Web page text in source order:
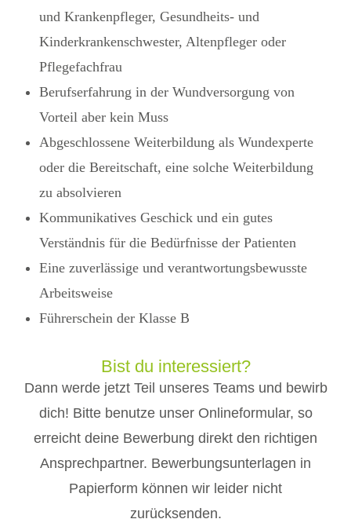
und Krankenpfleger, Gesundheits- und
Kinderkrankenschwester, Altenpfleger oder
Pflegefachfrau
Berufserfahrung in der Wundversorgung von
Vorteil aber kein Muss
Abgeschlossene Weiterbildung als Wundexperte
oder die Bereitschaft, eine solche Weiterbildung
zu absolvieren
Kommunikatives Geschick und ein gutes
Verständnis für die Bedürfnisse der Patienten
Eine zuverlässige und verantwortungsbewusste
Arbeitsweise
Führerschein der Klasse B
Bist du interessiert?
Dann werde jetzt Teil unseres Teams und bewirb
dich! Bitte benutze unser Onlineformular, so
erreicht deine Bewerbung direkt den richtigen
Ansprechpartner. Bewerbungsunterlagen in
Papierform können wir leider nicht
zurücksenden.